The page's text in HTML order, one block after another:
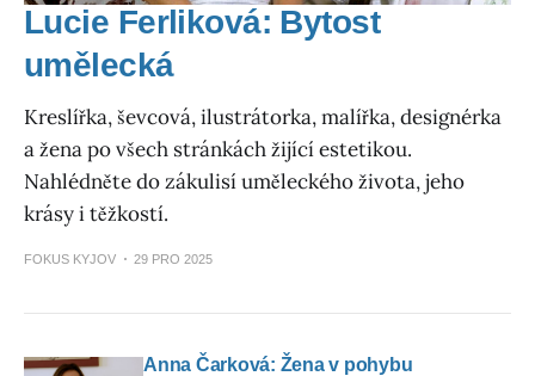
Lucie Ferliková: Bytost
umělecká
Kreslířka, ševcová, ilustrátorka, malířka, designérka
a žena po všech stránkách žijící estetikou.
Nahlédněte do zákulisí uměleckého života, jeho
krásy i těžkostí.
FOKUS KYJOV 29 PRO 2025
Anna Čarková: Žena v pohybu